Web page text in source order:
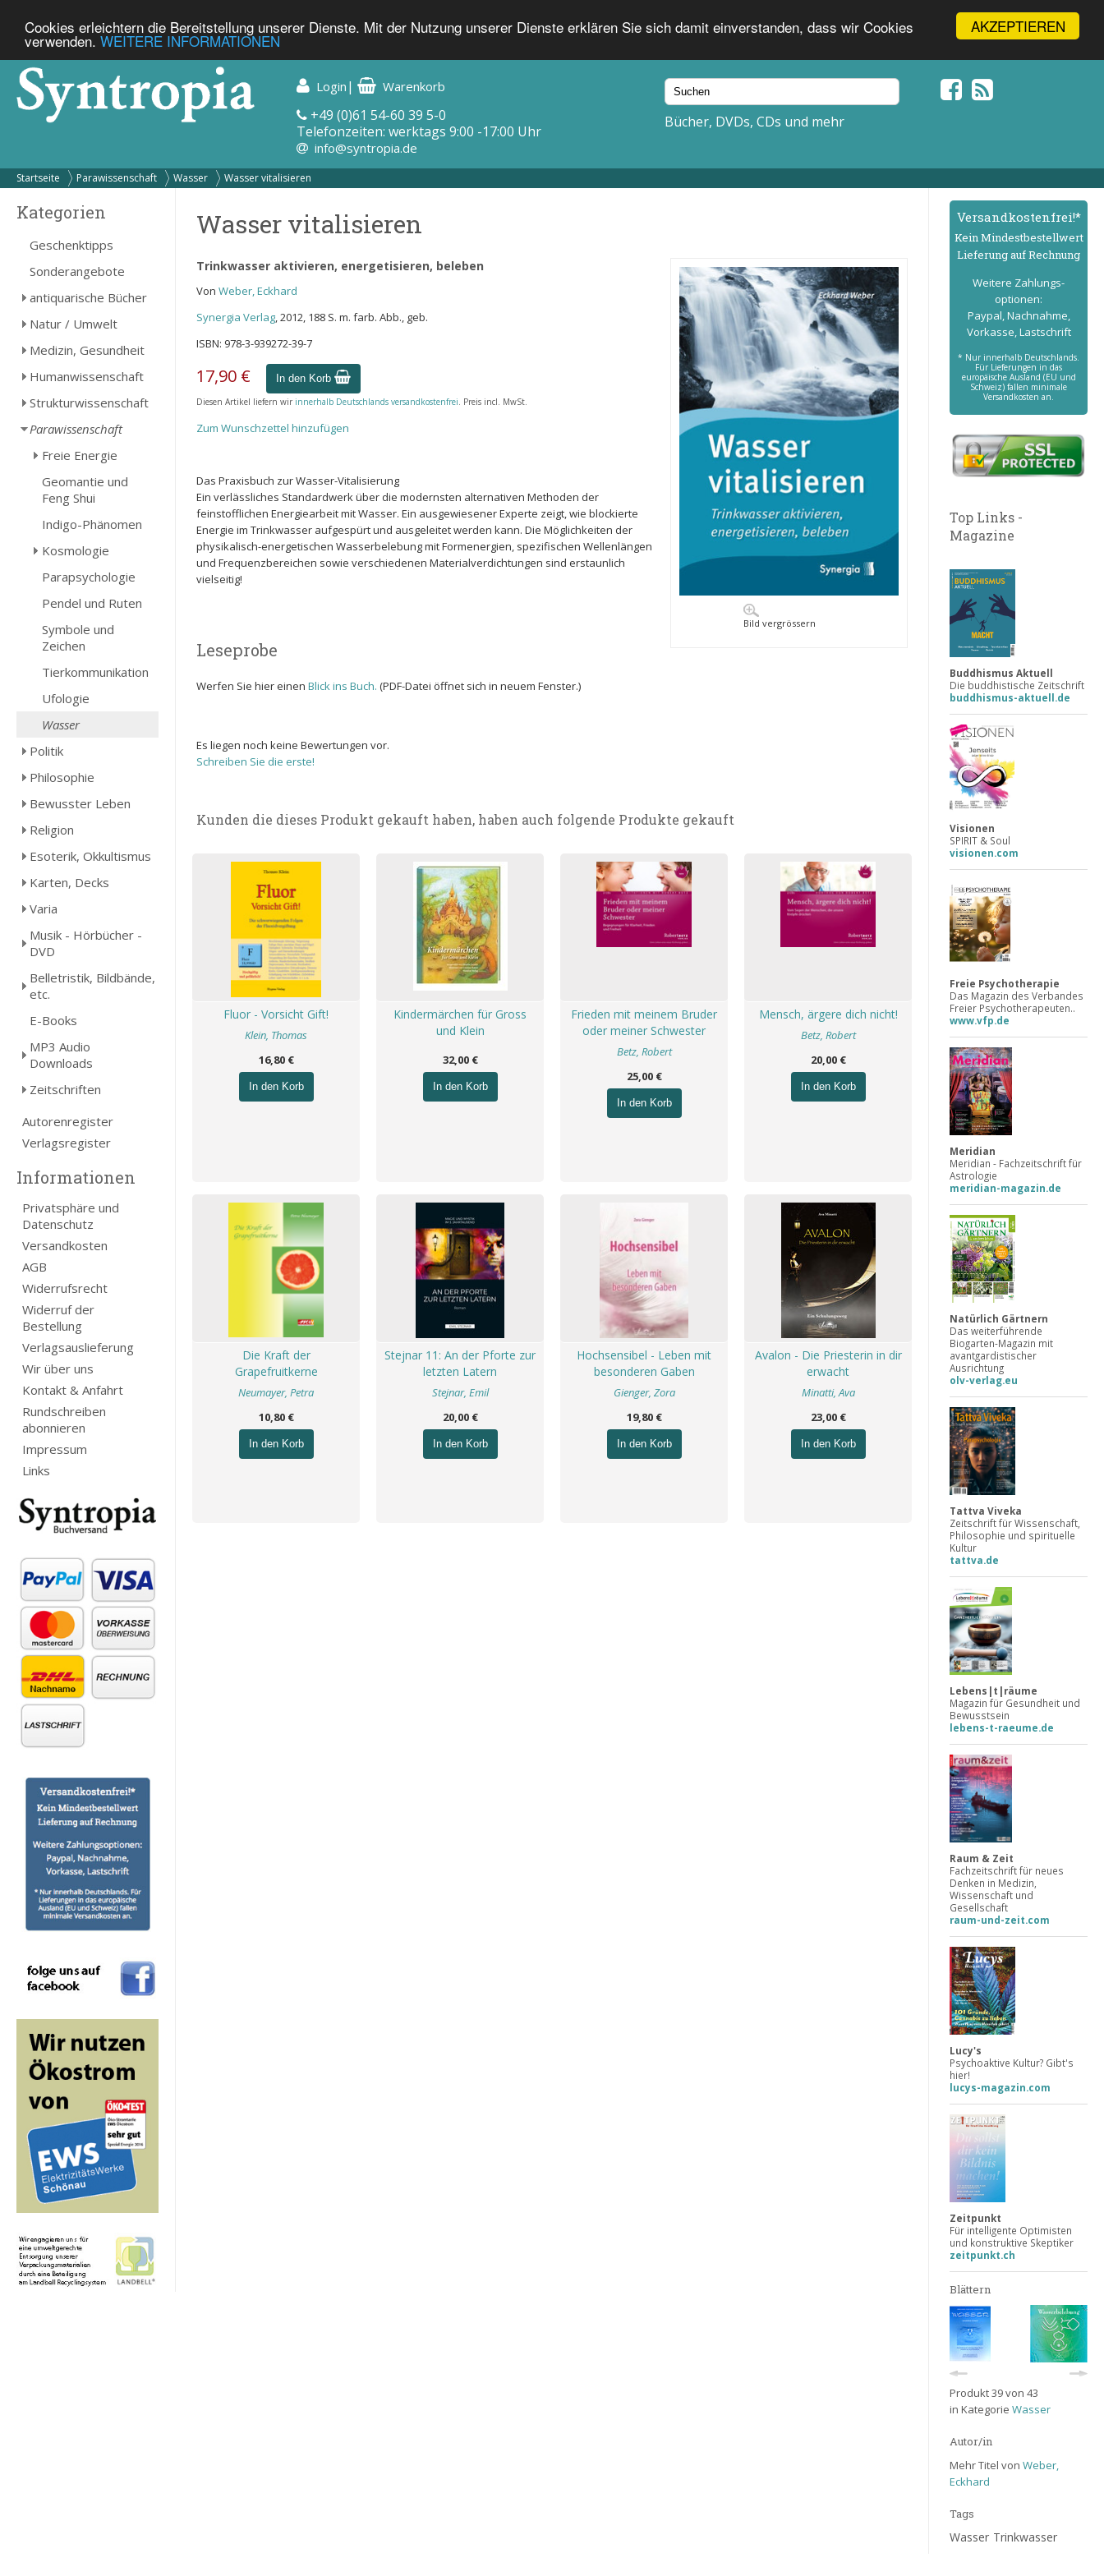
AKZEPTIEREN
Cookies erleichtern die Bereitstellung unserer Dienste. Mit der Nutzung unserer Dienste erklären Sie sich damit einverstanden, dass wir Cookies
verwenden. WEITERE INFORMATIONEN
Login | Warenkorb
+49 (0)61 54-60 39 5-0
Telefonzeiten: werktags 9:00 -17:00 Uhr
info@syntropia.de
Bücher, DVDs, CDs und mehr
Startseite Parawissenschaft Wasser Wasser vitalisieren
Kategorien
Geschenktipps
Sonderangebote
antiquarische Bücher
Natur / Umwelt
Medizin, Gesundheit
Humanwissenschaft
Strukturwissenschaft
Parawissenschaft
Freie Energie
Geomantie und
Feng Shui
Indigo-Phänomen
Kosmologie
Parapsychologie
Pendel und Ruten
Symbole und
Zeichen
Tierkommunikation
Ufologie
Wasser
Politik
Philosophie
Bewusster Leben
Religion
Esoterik, Okkultismus
Karten, Decks
Varia
Musik - Hörbücher -
DVD
Belletristik, Bildbände,
etc.
E-Books
MP3 Audio
Downloads
Zeitschriften
Autorenregister
Verlagsregister
Informationen
Privatsphäre und
Datenschutz
Versandkosten
AGB
Widerrufsrecht
Widerruf der
Bestellung
Verlagsauslieferung
Wir über uns
Kontakt & Anfahrt
Rundschreiben
abonnieren
Impressum
Links
Wasser vitalisieren
Bild vergrössern
Trinkwasser aktivieren, energetisieren, beleben
Von Weber, Eckhard
Synergia Verlag, 2012, 188 S. m. farb. Abb., geb.
ISBN: 978-3-939272-39-7
17,90 € In den Korb
Diesen Artikel liefern wir innerhalb Deutschlands versandkostenfrei. Preis incl. MwSt.
Zum Wunschzettel hinzufügen
Das Praxisbuch zur Wasser-Vitalisierung
Ein verlässliches Standardwerk über die modernsten alternativen Methoden der
feinstofflichen Energiearbeit mit Wasser. Ein ausgewiesener Experte zeigt, wie blockierte
Energie im Trinkwasser aufgespürt und ausgeleitet werden kann. Die Möglichkeiten der
physikalisch-energetischen Wasserbelebung mit Formenergien, spezifischen Wellenlängen
und Frequenzbereichen sowie verschiedenen Materialverdichtungen sind erstaunlich
vielseitig!
Leseprobe
Werfen Sie hier einen Blick ins Buch. (PDF-Datei öffnet sich in neuem Fenster.)
Es liegen noch keine Bewertungen vor.
Schreiben Sie die erste!
Kunden die dieses Produkt gekauft haben, haben auch folgende Produkte gekauft
Fluor - Vorsicht Gift!
Klein, Thomas
16,80 €
In den Korb
Kindermärchen für Gross
und Klein
32,00 €
In den Korb
Frieden mit meinem Bruder
oder meiner Schwester
Betz, Robert
25,00 €
In den Korb
Mensch, ärgere dich nicht!
Betz, Robert
20,00 €
In den Korb
Die Kraft der
Grapefruitkerne
Neumayer, Petra
10,80 €
In den Korb
Stejnar 11: An der Pforte zur
letzten Latern
Stejnar, Emil
20,00 €
In den Korb
Hochsensibel - Leben mit
besonderen Gaben
Gienger, Zora
19,80 €
In den Korb
Avalon - Die Priesterin in dir
erwacht
Minatti, Ava
23,00 €
In den Korb
Versand­kostenfrei!*
Kein Mindest­bestell­wert
Lieferung auf Rechnung
Weitere Zahlungs­
optionen:
Paypal, Nachnahme,
Vorkasse, Lastschrift
* Nur innerhalb Deutschlands.
Für Lieferungen in das
europäische Ausland (EU und
Schweiz) fallen minimale
Versandkosten an.
Top Links -
Magazine
Buddhismus Aktuell
Die buddhistische Zeitschrift
buddhismus-aktuell.de
Visionen
SPIRIT & Soul
visionen.com
Freie Psychotherapie
Das Magazin des Verbandes
Freier Psychotherapeuten..
www.vfp.de
Meridian
Meridian - Fachzeitschrift für
Astrologie
meridian-magazin.de
Natürlich Gärtnern
Das weiterführende
Biogarten-Magazin mit
avantgardistischer
Ausrichtung
olv-verlag.eu
Tattva Viveka
Zeitschrift für Wissenschaft,
Philosophie und spirituelle
Kultur
tattva.de
Lebens|t|räume
Magazin für Gesundheit und
Bewusstsein
lebens-t-raeume.de
Raum & Zeit
Fachzeitschrift für neues
Denken in Medizin,
Wissenschaft und
Gesellschaft
raum-und-zeit.com
Lucy's
Psychoaktive Kultur? Gibt's
hier!
lucys-magazin.com
Zeitpunkt
Für intelligente Optimisten
und konstruktive Skeptiker
zeitpunkt.ch
Blättern
Produkt 39 von 43
in Kategorie Wasser
Autor/in
Mehr Titel von Weber,
Eckhard
Tags
Wasser Trinkwasser